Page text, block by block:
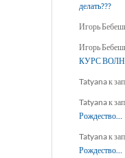
делать???
Игорь
Игорь
КУРС
Tatyanaк
Tatyanaк
Рождество…
Tatyanaк
Рождество…